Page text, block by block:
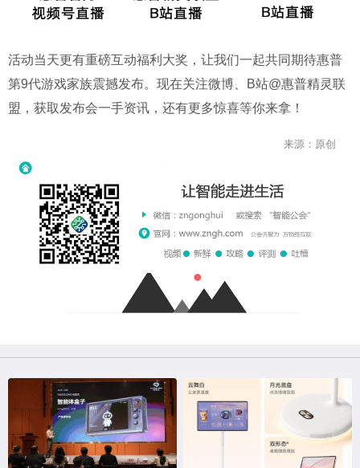
活动当天更有重磅互动福利大奖，让我们一起共同期待惠普
第9代游戏家族震撼发布。现在关注微博、B站@惠普精灵联
盟，获取发布会一手资讯，还有更多惊喜等你来拿！
来源：原创